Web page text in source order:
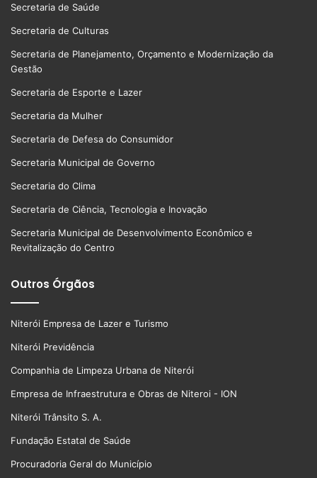
Secretaria de Saúde
Secretaria de Culturas
Secretaria de Planejamento, Orçamento e Modernização da
Gestão
Secretaria de Esporte e Lazer
Secretaria da Mulher
Secretaria de Defesa do Consumidor
Secretaria Municipal de Governo
Secretaria do Clima
Secretaria de Ciência, Tecnologia e Inovação
Secretaria Municipal de Desenvolvimento Econômico e
Revitalização do Centro
Outros Órgãos
Niterói Empresa de Lazer e Turismo
Niterói Previdência
Companhia de Limpeza Urbana de Niterói
Empresa de Infraestrutura e Obras de Niteroi - ION
Niterói Trânsito S. A.
Fundação Estatal de Saúde
Procuradoria Geral do Município